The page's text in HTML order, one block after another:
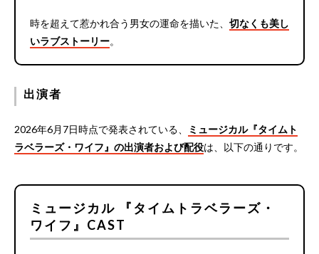
時を超えて惹かれ合う男女の運命を描いた、 切なくも美し
いラブストーリー。
出演者
2026年6月7日時点で発表されている、
ミュージカル『タイムト
ラベラーズ・ワイフ』の出演者および配役は、以下の通りです。
ミュージカル 『タイムトラベラーズ・
ワイフ』CAST